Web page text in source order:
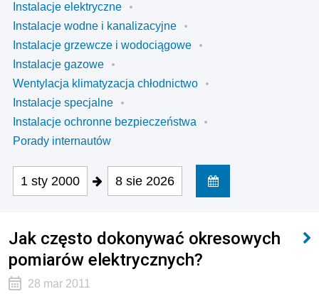
Instalacje elektryczne
Instalacje wodne i kanalizacyjne
Instalacje grzewcze i wodociągowe
Instalacje gazowe
Wentylacja klimatyzacja chłodnictwo
Instalacje specjalne
Instalacje ochronne bezpieczeństwa
Porady internautów
1 sty 2000 8 sie 2026
Jak często dokonywać okresowych
pomiarów elektrycznych?
28 mar 2011